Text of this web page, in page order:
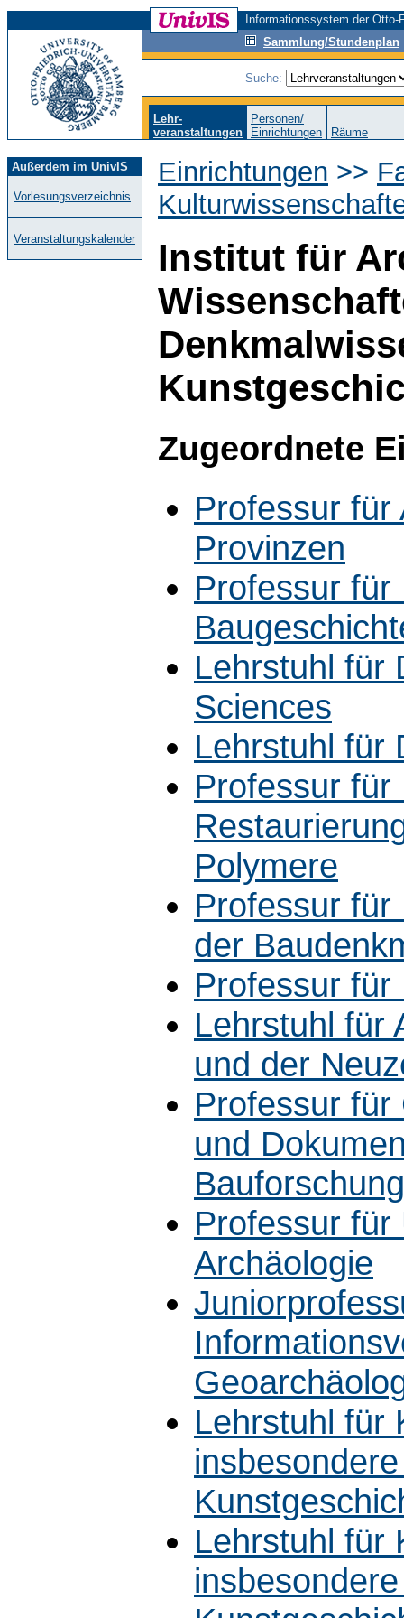
Informationssystem der
Sammlung/Stundenplan
Suche:
Lehr-
veranstaltungen
Personen/
Einrichtungen
Räume
Außerdem im UnivIS
Vorlesungsverzeichnis
Veranstaltungskalender
Einrichtungen >>
Institut für
Zugeordnete
Professur für
Provinzen
Professur für
Lehrstuhl für
Sciences
Lehrstuhl für
Professur für
Polymere
Professur für
der
Professur für
Lehrstuhl für
und der
Professur für
und
Bauforschung
Professur für
Archäologie
Lehrstuhl für
Lehrstuhl für